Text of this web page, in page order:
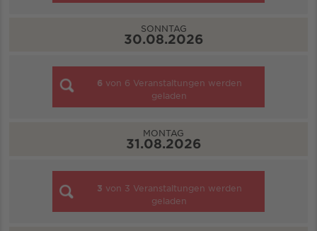
SONNTAG
30.08.2026
6 von 6 Veranstaltungen werden
geladen
MONTAG
31.08.2026
3 von 3 Veranstaltungen werden
geladen